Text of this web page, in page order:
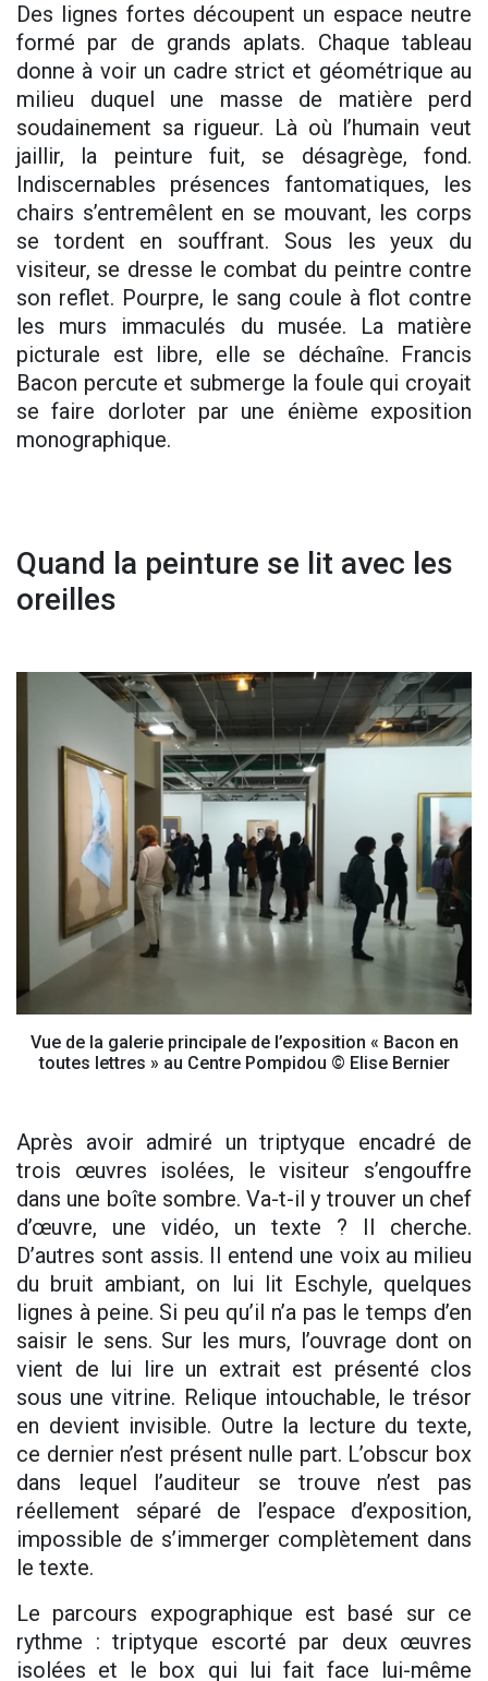
Des lignes fortes découpent un espace neutre
formé par de grands aplats. Chaque tableau
donne à voir un cadre strict et géométrique au
milieu duquel une masse de matière perd
soudainement sa rigueur. Là où l’humain veut
jaillir, la peinture fuit, se désagrège, fond.
Indiscernables présences fantomatiques, les
chairs s’entremêlent en se mouvant, les corps
se tordent en souffrant. Sous les yeux du
visiteur, se dresse le combat du peintre contre
son reflet. Pourpre, le sang coule à flot contre
les murs immaculés du musée. La matière
picturale est libre, elle se déchaîne. Francis
Bacon percute et submerge la foule qui croyait
se faire dorloter par une énième exposition
monographique.
Quand la peinture se lit avec les
oreilles
Vue de la galerie principale de l’exposition « Bacon en
toutes lettres » au Centre Pompidou © Elise Bernier
Après avoir admiré un triptyque encadré de
trois œuvres isolées, le visiteur s’engouffre
dans une boîte sombre. Va-t-il y trouver un chef
d’œuvre, une vidéo, un texte ? Il cherche.
D’autres sont assis. Il entend une voix au milieu
du bruit ambiant, on lui lit Eschyle, quelques
lignes à peine. Si peu qu’il n’a pas le temps d’en
saisir le sens. Sur les murs, l’ouvrage dont on
vient de lui lire un extrait est présenté clos
sous une vitrine. Relique intouchable, le trésor
en devient invisible. Outre la lecture du texte,
ce dernier n’est présent nulle part. L’obscur box
dans lequel l’auditeur se trouve n’est pas
réellement séparé de l’espace d’exposition,
impossible de s’immerger complètement dans
le texte.
Le parcours expographique est basé sur ce
rythme : triptyque escorté par deux œuvres
isolées et le box qui lui fait face lui-même